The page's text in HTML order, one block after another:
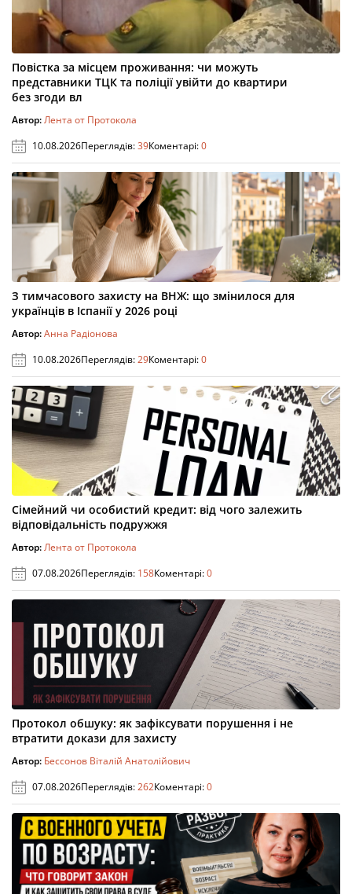
Повістка за місцем проживання: чи можуть
представники ТЦК та поліції увійти до квартири
без згоди вл
Автор:Лента от Протокола
10.08.2026Переглядів:39Коментарі:0
З тимчасового захисту на ВНЖ: що змінилося для
українців в Іспанії у 2026 році
Автор:Анна Радіонова
10.08.2026Переглядів:29Коментарі:0
Сімейний чи особистий кредит: від чого залежить
відповідальність подружжя
Автор:Лента от Протокола
07.08.2026Переглядів: 158Коментарі:0
Протокол обшуку: як зафіксувати порушення і не
втратити докази для захисту
Автор: Бессонов Віталій Анатолійович
07.08.2026Переглядів:262Коментарі:0